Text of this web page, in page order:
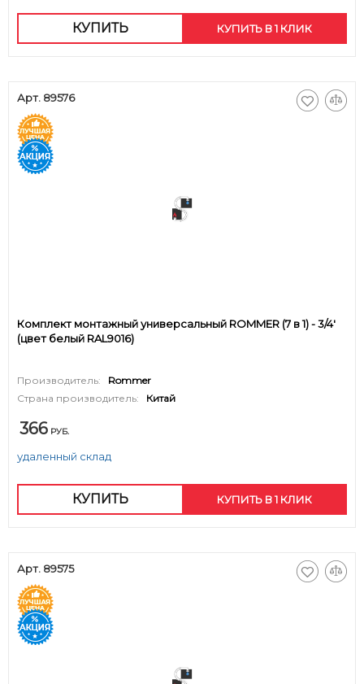
КУПИТЬ КУПИТЬ В 1 КЛИК
Арт. 89576
Комплект монтажный универсальный ROMMER (7 в 1) - 3/4'
(цвет белый RAL9016)
Производитель:
Rommer
Страна производитель:
Китай
366 РУБ.
удаленный склад
КУПИТЬ КУПИТЬ В 1 КЛИК
Арт. 89575